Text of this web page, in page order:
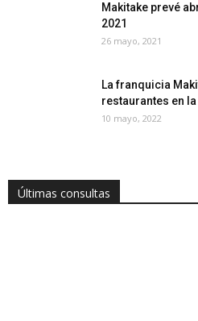
Makitake prevé
2021
26 mayo, 2021
La franquicia
restaurantes en la
10 mayo, 2022
Últimas consultas